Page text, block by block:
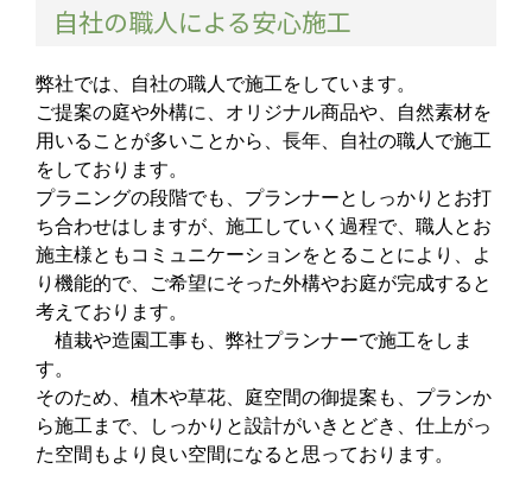
自社の職人による安心施工
弊社では、自社の職人で施工をしています。
ご提案の庭や外構に、オリジナル商品や、自然素材を
用いることが多いことから、長年、自社の職人で施工
をしております。
プラニングの段階でも、プランナーとしっかりとお打
ち合わせはしますが、施工していく過程で、職人とお
施主様ともコミュニケーションをとることにより、よ
り機能的で、ご希望にそった外構やお庭が完成すると
考えております。
植栽や造園工事も、弊社プランナーで施工をしま
す。
そのため、植木や草花、庭空間の御提案も、プランか
ら施工まで、しっかりと設計がいきとどき、仕上がっ
た空間もより良い空間になると思っております。